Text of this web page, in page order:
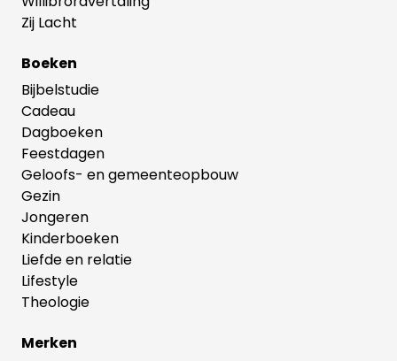
Zij Lacht
Boeken
Bijbelstudie
Cadeau
Dagboeken
Feestdagen
Geloofs- en gemeenteopbouw
Gezin
Jongeren
Kinderboeken
Liefde en relatie
Lifestyle
Theologie
Merken